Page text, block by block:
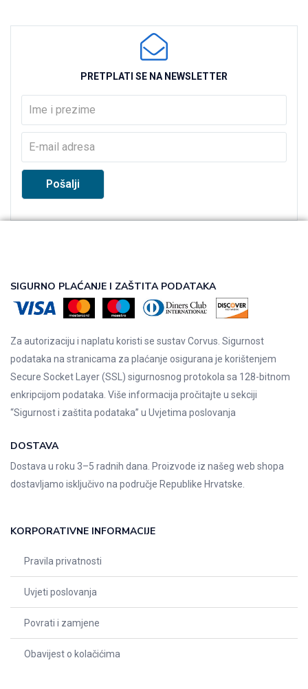
PRETPLATI SE NA NEWSLETTER
SIGURNO PLAĆANJE I ZAŠTITA PODATAKA
Za autorizaciju i naplatu koristi se sustav Corvus. Sigurnost
podataka na stranicama za plaćanje osigurana je korištenjem
Secure Socket Layer (SSL) sigurnosnog protokola sa 128-bitnom
enkripcijom podataka. Više informacija pročitajte u sekciji
“Sigurnost i zaštita podataka” u Uvjetima poslovanja
DOSTAVA
Dostava u roku 3–5 radnih dana. Proizvode iz našeg web shopa
dostavljamo isključivo na područje Republike Hrvatske.
KORPORATIVNE INFORMACIJE
Pravila privatnosti
Uvjeti poslovanja
Povrati i zamjene
Obavijest o kolačićima